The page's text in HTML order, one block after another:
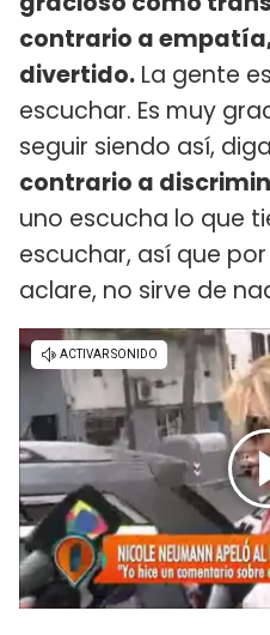
contrario a
divertido. La gente
escuchar. Es muy
seguir siendo así,
contrario a
uno escucha lo que
escuchar, así que
aclare, no sirve de